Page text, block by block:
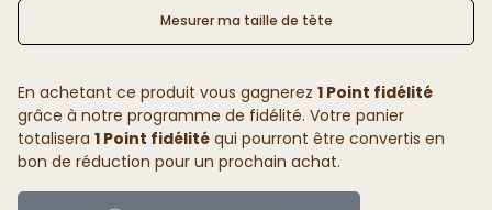
Mesurer ma taille de tête
En achetant ce produit vous gagnerez 1 Point fidélité
grâce à notre programme de fidélité. Votre panier
totalisera 1 Point fidélité qui pourront être convertis en
bon de réduction pour un prochain achat.